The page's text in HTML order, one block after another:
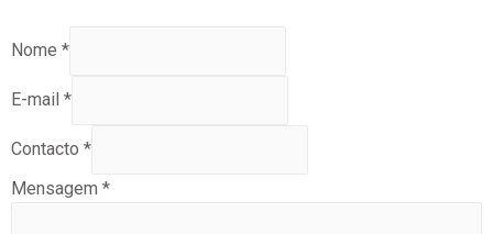
Nome *
E-mail *
Contacto *
Mensagem *